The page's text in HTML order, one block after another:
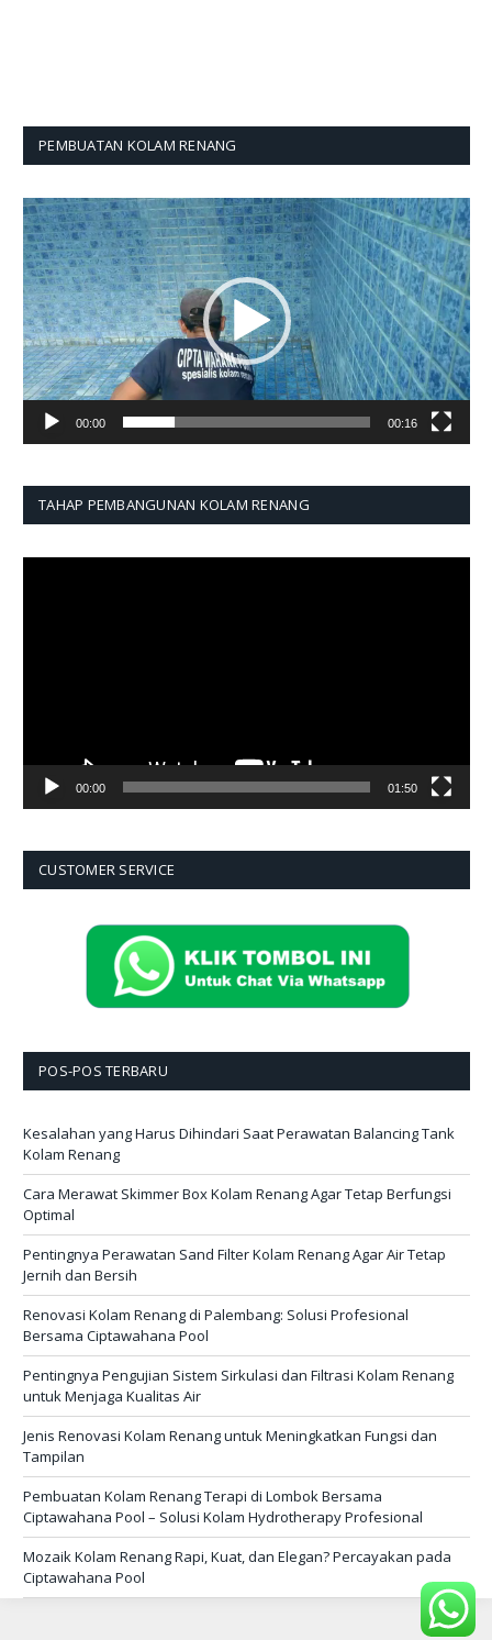
PEMBUATAN KOLAM RENANG
Pemutar
Video
00:00 00:16
TAHAP PEMBANGUNAN KOLAM RENANG
00:00 01:50
CUSTOMER SERVICE
POS-POS TERBARU
Kesalahan yang Harus Dihindari Saat Perawatan Balancing Tank
Kolam Renang
Cara Merawat Skimmer Box Kolam Renang Agar Tetap Berfungsi
Optimal
Pentingnya Perawatan Sand Filter Kolam Renang Agar Air Tetap
Jernih dan Bersih
Renovasi Kolam Renang di Palembang: Solusi Profesional
Bersama Ciptawahana Pool
Pentingnya Pengujian Sistem Sirkulasi dan Filtrasi Kolam Renang
untuk Menjaga Kualitas Air
Jenis Renovasi Kolam Renang untuk Meningkatkan Fungsi dan
Tampilan
Pembuatan Kolam Renang Terapi di Lombok Bersama
Ciptawahana Pool – Solusi Kolam Hydrotherapy Profesional
Mozaik Kolam Renang Rapi, Kuat, dan Elegan? Percayakan pada
Ciptawahana Pool